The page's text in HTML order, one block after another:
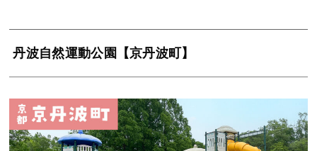
丹波自然運動公園【京丹波町】